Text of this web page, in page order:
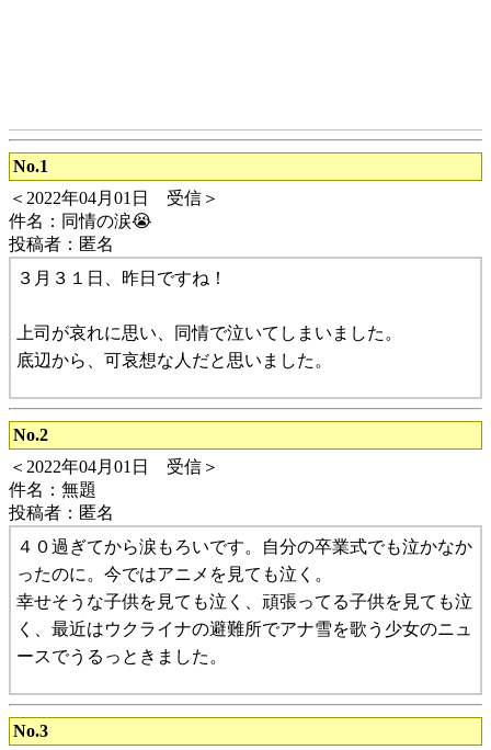
No.1
＜2022年04月01日 受信＞
件名：同情の涙😭
投稿者：匿名
３月３１日、昨日ですね！
上司が哀れに思い、同情で泣いてしまいました。
底辺から、可哀想な人だと思いました。
No.2
＜2022年04月01日 受信＞
件名：無題
投稿者：匿名
４０過ぎてから涙もろいです。自分の卒業式でも泣かなか
ったのに。今ではアニメを見ても泣く。
幸せそうな子供を見ても泣く、頑張ってる子供を見ても泣
く、最近はウクライナの避難所でアナ雪を歌う少女のニュ
ースでうるっときました。
No.3